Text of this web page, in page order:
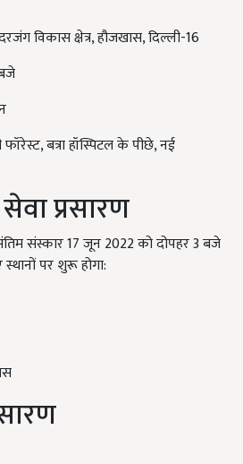
विकास क्षेत्र, हौजखास, दिल्ली-16
बत्रा हॉस्पिटल के पीछे, नई
प्रसारण
संस्कार 17 जून 2022 को दोपहर 3 बजे
पर शुरू होगा: